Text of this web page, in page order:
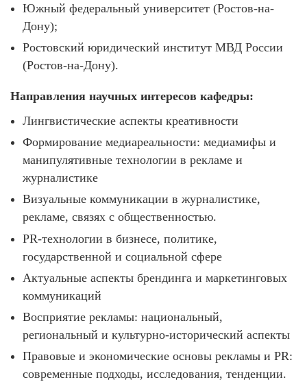
Южный федеральный университет (Ростов-на-
Дону);
Ростовский юридический институт МВД России
(Ростов-на-Дону).
Направления научных интересов кафедры:
Лингвистические аспекты креативности
Формирование медиареальности: медиамифы и
манипулятивные технологии в рекламе и
журналистике
Визуальные коммуникации в журналистике,
рекламе, связях с общественностью.
PR-технологии в бизнесе, политике,
государственной и социальной сфере
Актуальные аспекты брендинга и маркетинговых
коммуникаций
Восприятие рекламы: национальный,
региональный и культурно-исторический аспекты
Правовые и экономические основы рекламы и PR:
современные подходы, исследования, тенденции.